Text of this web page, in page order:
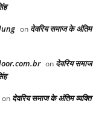
on देवरिय समाज के अंतिम
on देवरिय
on देवरिय समाज के अंतिम व्यक्ति